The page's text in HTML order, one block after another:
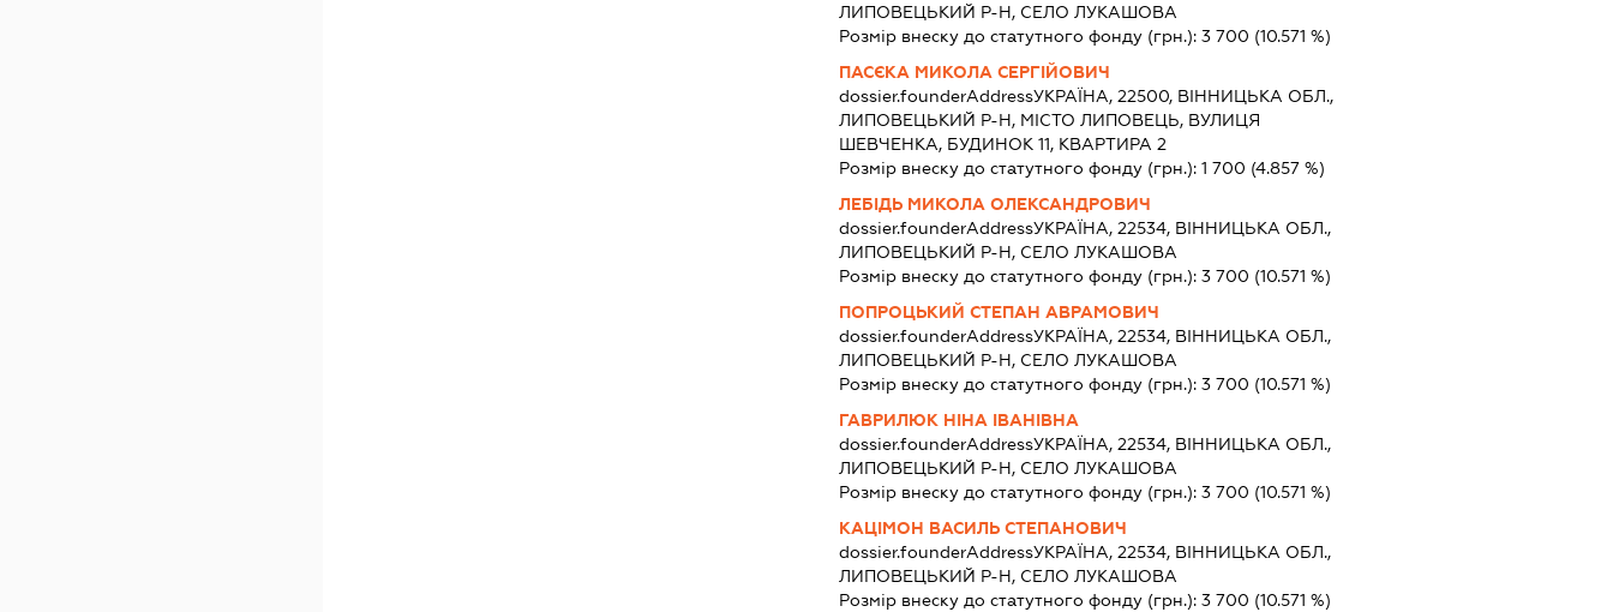
ЛИПОВЕЦЬКИЙ Р-Н, СЕЛО ЛУКАШОВА
Розмір внеску до статутного фонду (грн.):3 700 (10.571 %)
ПАСЄКА МИКОЛА СЕРГІЙОВИЧ
dossier.founderAddressУКРАЇНА, 22500, ВІННИЦЬКА ОБЛ.,
ЛИПОВЕЦЬКИЙ Р-Н, МІСТО ЛИПОВЕЦЬ, ВУЛИЦЯ
ШЕВЧЕНКА, БУДИНОК 11, КВАРТИРА 2
Розмір внеску до статутного фонду (грн.):1 700 (4.857 %)
ЛЕБІДЬ МИКОЛА ОЛЕКСАНДРОВИЧ
dossier.founderAddressУКРАЇНА, 22534, ВІННИЦЬКА ОБЛ.,
ЛИПОВЕЦЬКИЙ Р-Н, СЕЛО ЛУКАШОВА
Розмір внеску до статутного фонду (грн.):3 700 (10.571 %)
ПОПРОЦЬКИЙ СТЕПАН АВРАМОВИЧ
dossier.founderAddressУКРАЇНА, 22534, ВІННИЦЬКА ОБЛ.,
ЛИПОВЕЦЬКИЙ Р-Н, СЕЛО ЛУКАШОВА
Розмір внеску до статутного фонду (грн.):3 700 (10.571 %)
ГАВРИЛЮК НІНА ІВАНІВНА
dossier.founderAddressУКРАЇНА, 22534, ВІННИЦЬКА ОБЛ.,
ЛИПОВЕЦЬКИЙ Р-Н, СЕЛО ЛУКАШОВА
Розмір внеску до статутного фонду (грн.):3 700 (10.571 %)
КАЦІМОН ВАСИЛЬ СТЕПАНОВИЧ
dossier.founderAddressУКРАЇНА, 22534, ВІННИЦЬКА ОБЛ.,
ЛИПОВЕЦЬКИЙ Р-Н, СЕЛО ЛУКАШОВА
Розмір внеску до статутного фонду (грн.):3 700 (10.571 %)